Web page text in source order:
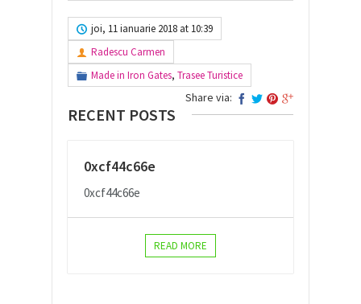
joi, 11 ianuarie 2018 at 10:39
Radescu Carmen
Made in Iron Gates, Trasee Turistice
Share via:
RECENT POSTS
0xcf44c66e
0xcf44c66e
READ MORE